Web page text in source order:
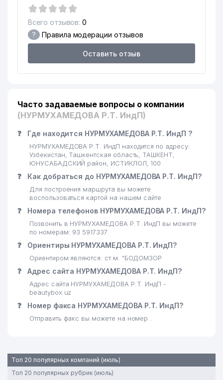
ООО
17
ЦЕНТР РАДИОСВЯЗИ,
РАДИОВЕЩАНИЯ И
ТЕЛЕВИДЕНИЯ ГУП
ХОКИМИЯТ ЮНУСАБАДСКОГО
РАЙОНА
ЮНУСАБАДСКИЙ ФИЛИАЛ
SARKOR TELECOM СП ООО
Всего отзывов: 0
? Правила модерации отзывов
Оставить отзыв
Часто задаваемые вопросы о компании
(НУРМУХАМЕДОВА Р.Т. ИндП)
❓ Где находится НУРМУХАМЕДОВА Р.Т. ИндП ?
НУРМУХАМЕДОВА Р.Т. ИндП находится по адресу:
Узбекистан, Ташкентская область, ТАШКЕНТ,
ЮНУСАБАДСКИЙ район, ИСТИКЛОЛ, 100
❓ Как добраться до НУРМУХАМЕДОВА Р.Т. ИндП?
Для построения маршрута вы можете
воспользоваться картой на нашем сайте
❓ Номера телефонов НУРМУХАМЕДОВА Р.Т. ИндП?
Позвонить в НУРМУХАМЕДОВА Р.Т. ИндП вы можете
по номерам: 93 5917337
❓ Ориентиры НУРМУХАМЕДОВА Р.Т. ИндП?
Ориентиром являются: ст.м. "БОДОМЗОР
❓ Адрес сайта НУРМУХАМЕДОВА Р.Т. ИндП?
Адрес сайта НУРМУХАМЕДОВА Р.Т. ИндП -
beautybox.uz
❓ Номер факса НУРМУХАМЕДОВА Р.Т. ИндП?
Отправить факс вы можете на номер .
Топ 20 популярных компаний (июль)
Топ 20 популярных рубрик (июль)